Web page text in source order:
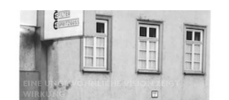
EINE UNGEWÖHNLICHE VISION ZEIGT
WIRKUNG